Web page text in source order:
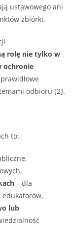
ustawowego ani
zbiórki.
rolę nie tylko w
ochronie
odbioru [2].
to:
– dla
edukatorów,
lub